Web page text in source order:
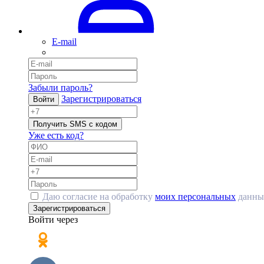
E-mail
Забыли пароль?
Войти Зарегистрироваться
Получить SMS с кодом
Уже есть код?
Даю согласие на обработку моих персональных
Зарегистрироваться
Войти через